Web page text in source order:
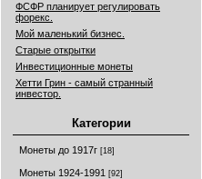
ФСФР планирует регулировать
форекс.
Мой маленький бизнес.
Старые открытки
Инвестиционные монеты
Хетти Грин - самый странный
инвестор.
Категории
Монеты до 1917г [18]
Монеты 1924-1991 [92]